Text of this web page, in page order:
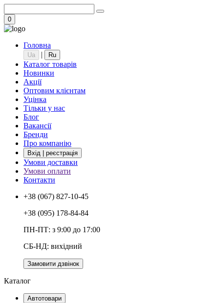
0
Головна
Ua | Ru
Каталог товарів
Новинки
Акції
Оптовим клієнтам
Уцінка
Тільки у нас
Блог
Вакансії
Бренди
Про компанію
Вхід | реєстрація
Умови доставки
Умови оплати
Контакти
+38 (067) 827-10-45
+38 (095) 178-84-84
ПН-ПТ: з 9:00 до 17:00
СБ-НД: вихідний
Замовити дзвінок
Каталог
Автотовари